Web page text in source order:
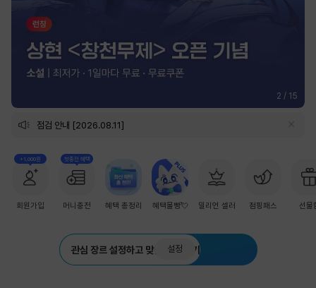
2 / 15
점검 안내 [2026.08.11]
+1,000원
회원가입
첫충전 혜택
머니충전 혜택 총정리 혜택몰빵💘 밀리언 셀러 점핑패스 선물
관심 장르 설정하고 맞춤 추천 받기
설정